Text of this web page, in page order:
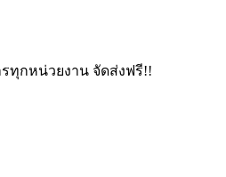
ทุกหน่วยงาน จัดส่งฟรี!!